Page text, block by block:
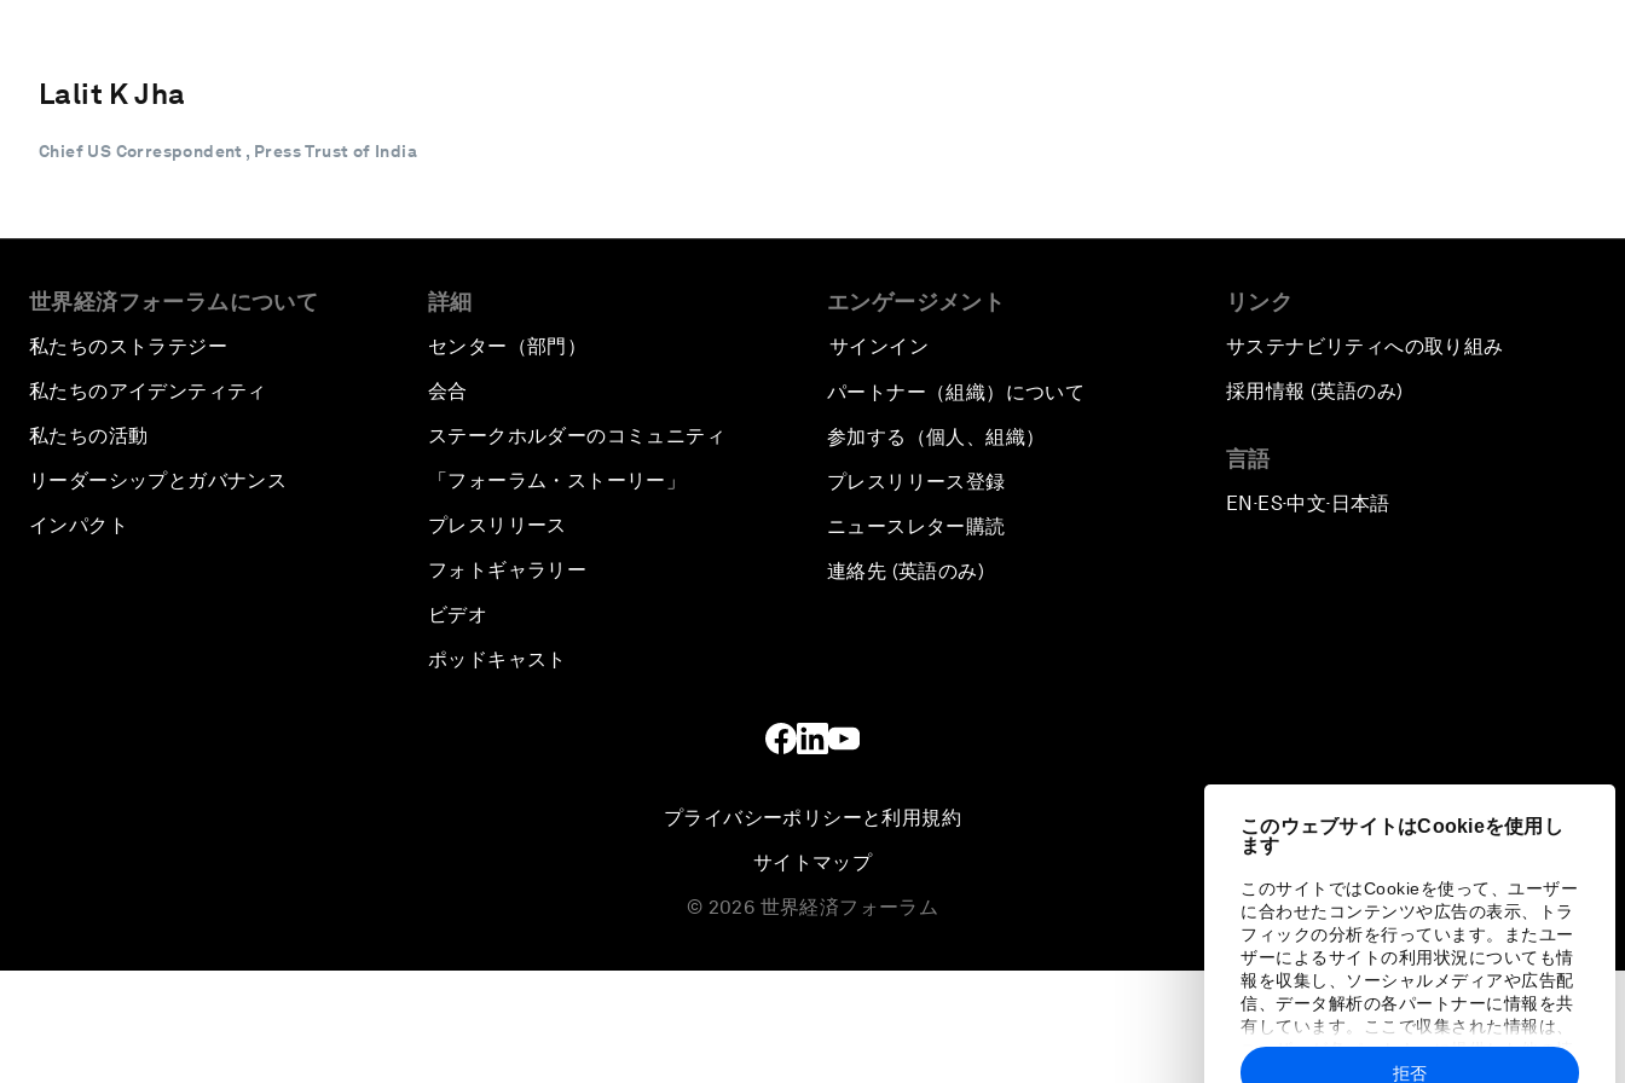
このウェブサイトはCookieを使用し
ます
このサイトではCookieを使って、ユーザー
に合わせたコンテンツや広告の表示、トラ
フィックの分析を行っています。またユー
ザーによるサイトの利用状況についても情
報を収集し、ソーシャルメディアや広告配
信、データ解析の各パートナーに情報を共
有しています。ここで収集された情報は、
ユーザーが各パートナーに提供した他の情
報や各パートナーのサービスを使用した際
拒否
Lalit K Jha
Chief US Correspondent , Press Trust of India
世界経済フォーラムについて
私たちのストラテジー
私たちのアイデンティティ
私たちの活動
リーダーシップとガバナンス
インパクト
詳細
センター（部門）
会合
ステークホルダーのコミュニティ
「フォーラム・ストーリー」
プレスリリース
フォトギャラリー
ビデオ
ポッドキャスト
エンゲージメント
サインイン
パートナー（組織）について
参加する（個人、組織）
プレスリリース登録
ニュースレター購読
連絡先 (英語のみ)
リンク
サステナビリティへの取り組み
採用情報 (英語のみ)
言語
EN ▪ES▪中文▪ 日本語
プライバシーポリシーと利用規約
サイトマップ
© 2026 世界経済フォーラム